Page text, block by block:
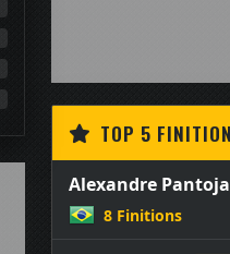
TOP 5
Alexandre Pantoja
8 Finitions